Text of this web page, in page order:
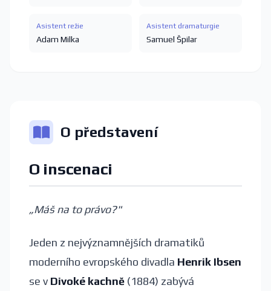
Asistent režie
Adam Milka
Asistent dramaturgie
Samuel Špilar
O představení
O inscenaci
„Máš na to právo?"
Jeden z nejvýznamnějších dramatiků
moderního evropského divadla Henrik Ibsen
se v Divoké kachně (1884) zabývá